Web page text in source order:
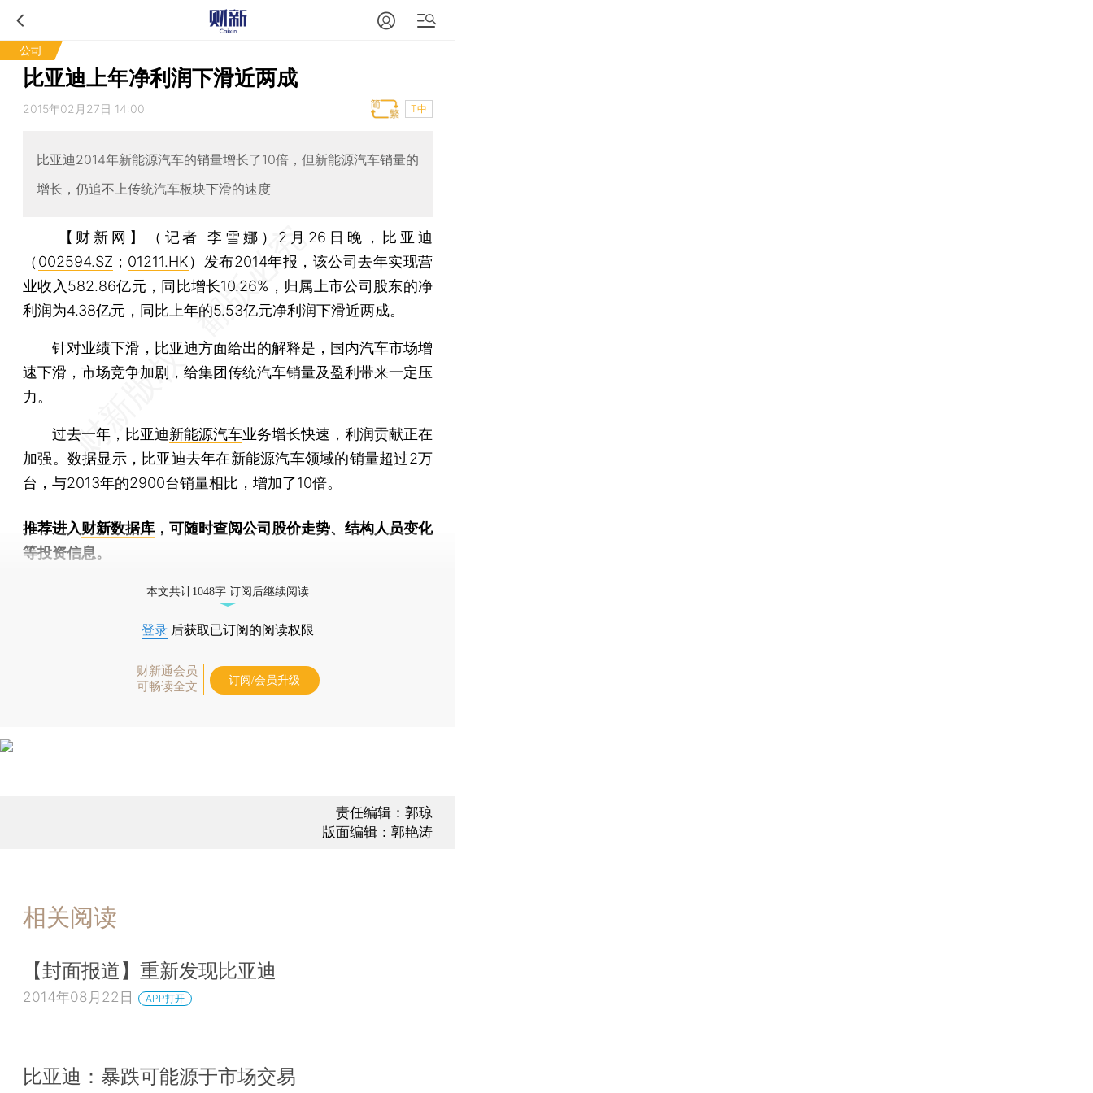
公司
比亚迪上年净利润下滑近两成
2015年02月27日 14:00 T中
比亚迪2014年新能源汽车的销量增长了10倍，但新能源汽车销量的
增长，仍追不上传统汽车板块下滑的速度
【财新网】（记者李雪娜 ） 2月26日晚， 比亚迪
（ 002594.SZ ； 01211.HK）发布2014年报，该公司去年实现营
业收入582.86亿元，同比增长10.26%，归属上市公司股东的净
利润为4.38亿元，同比上年的5.53亿元净利润下滑近两成。
针对业绩下滑，比亚迪方面给出的解释是，国内汽车市场增
速下滑，市场竞争加剧，给集团传统汽车销量及盈利带来一定压
力。
过去一年，比亚迪新能源汽车业务增长快速，利润贡献正在
加强。数据显示，比亚迪去年在新能源汽车领域的销量超过2万
台，与2013年的2900台销量相比，增加了10倍。
推荐进入财新数据库 ，可随时查阅公司股价走势、结构人员变化
等投资信息。
本文共计1048字 订阅后继续阅读
登录 后获取已订阅的阅读权限
财新通会员
可畅读全文
订阅/会员升级
责任编辑：郭琼
版面编辑：郭艳涛
相关阅读
【封面报道】重新发现比亚迪
2014年08月22日 APP打开
比亚迪：暴跌可能源于市场交易